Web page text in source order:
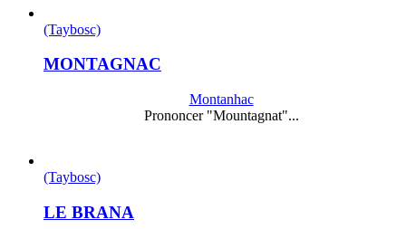
(Taybosc)
MONTAGNAC
Montanhac
Prononcer "Mountagnat"...
(Taybosc)
LE BRANA